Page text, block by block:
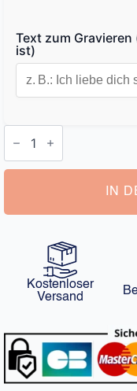
Text zum
ist)
Personalisierte
Kette
Menge
IN
Kostenloser
Versand